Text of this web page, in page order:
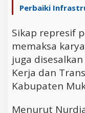
Perbaiki
Sikap represif
memaksa
juga
Kerja dan
Kabupaten
Menurut